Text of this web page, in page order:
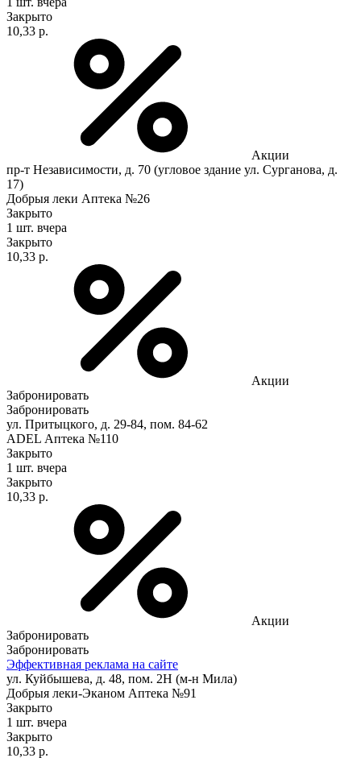
Закрыто
10,33 р.
Акции
пр-т Независимости, д. 70 (угловое здание ул. Сурганова, д.
17)
Добрыя леки Аптека №26
Закрыто
1 шт. вчера
Закрыто
10,33 р.
Акции
Забронировать
Забронировать
ул. Притыцкого, д. 29-84, пом. 84-62
ADEL Аптека №110
Закрыто
1 шт. вчера
Закрыто
10,33 р.
Акции
Забронировать
Забронировать
Эффективная реклама на сайте
ул. Куйбышева, д. 48, пом. 2Н (м-н Мила)
Добрыя леки-Эканом Аптека №91
Закрыто
1 шт. вчера
Закрыто
10,33 р.